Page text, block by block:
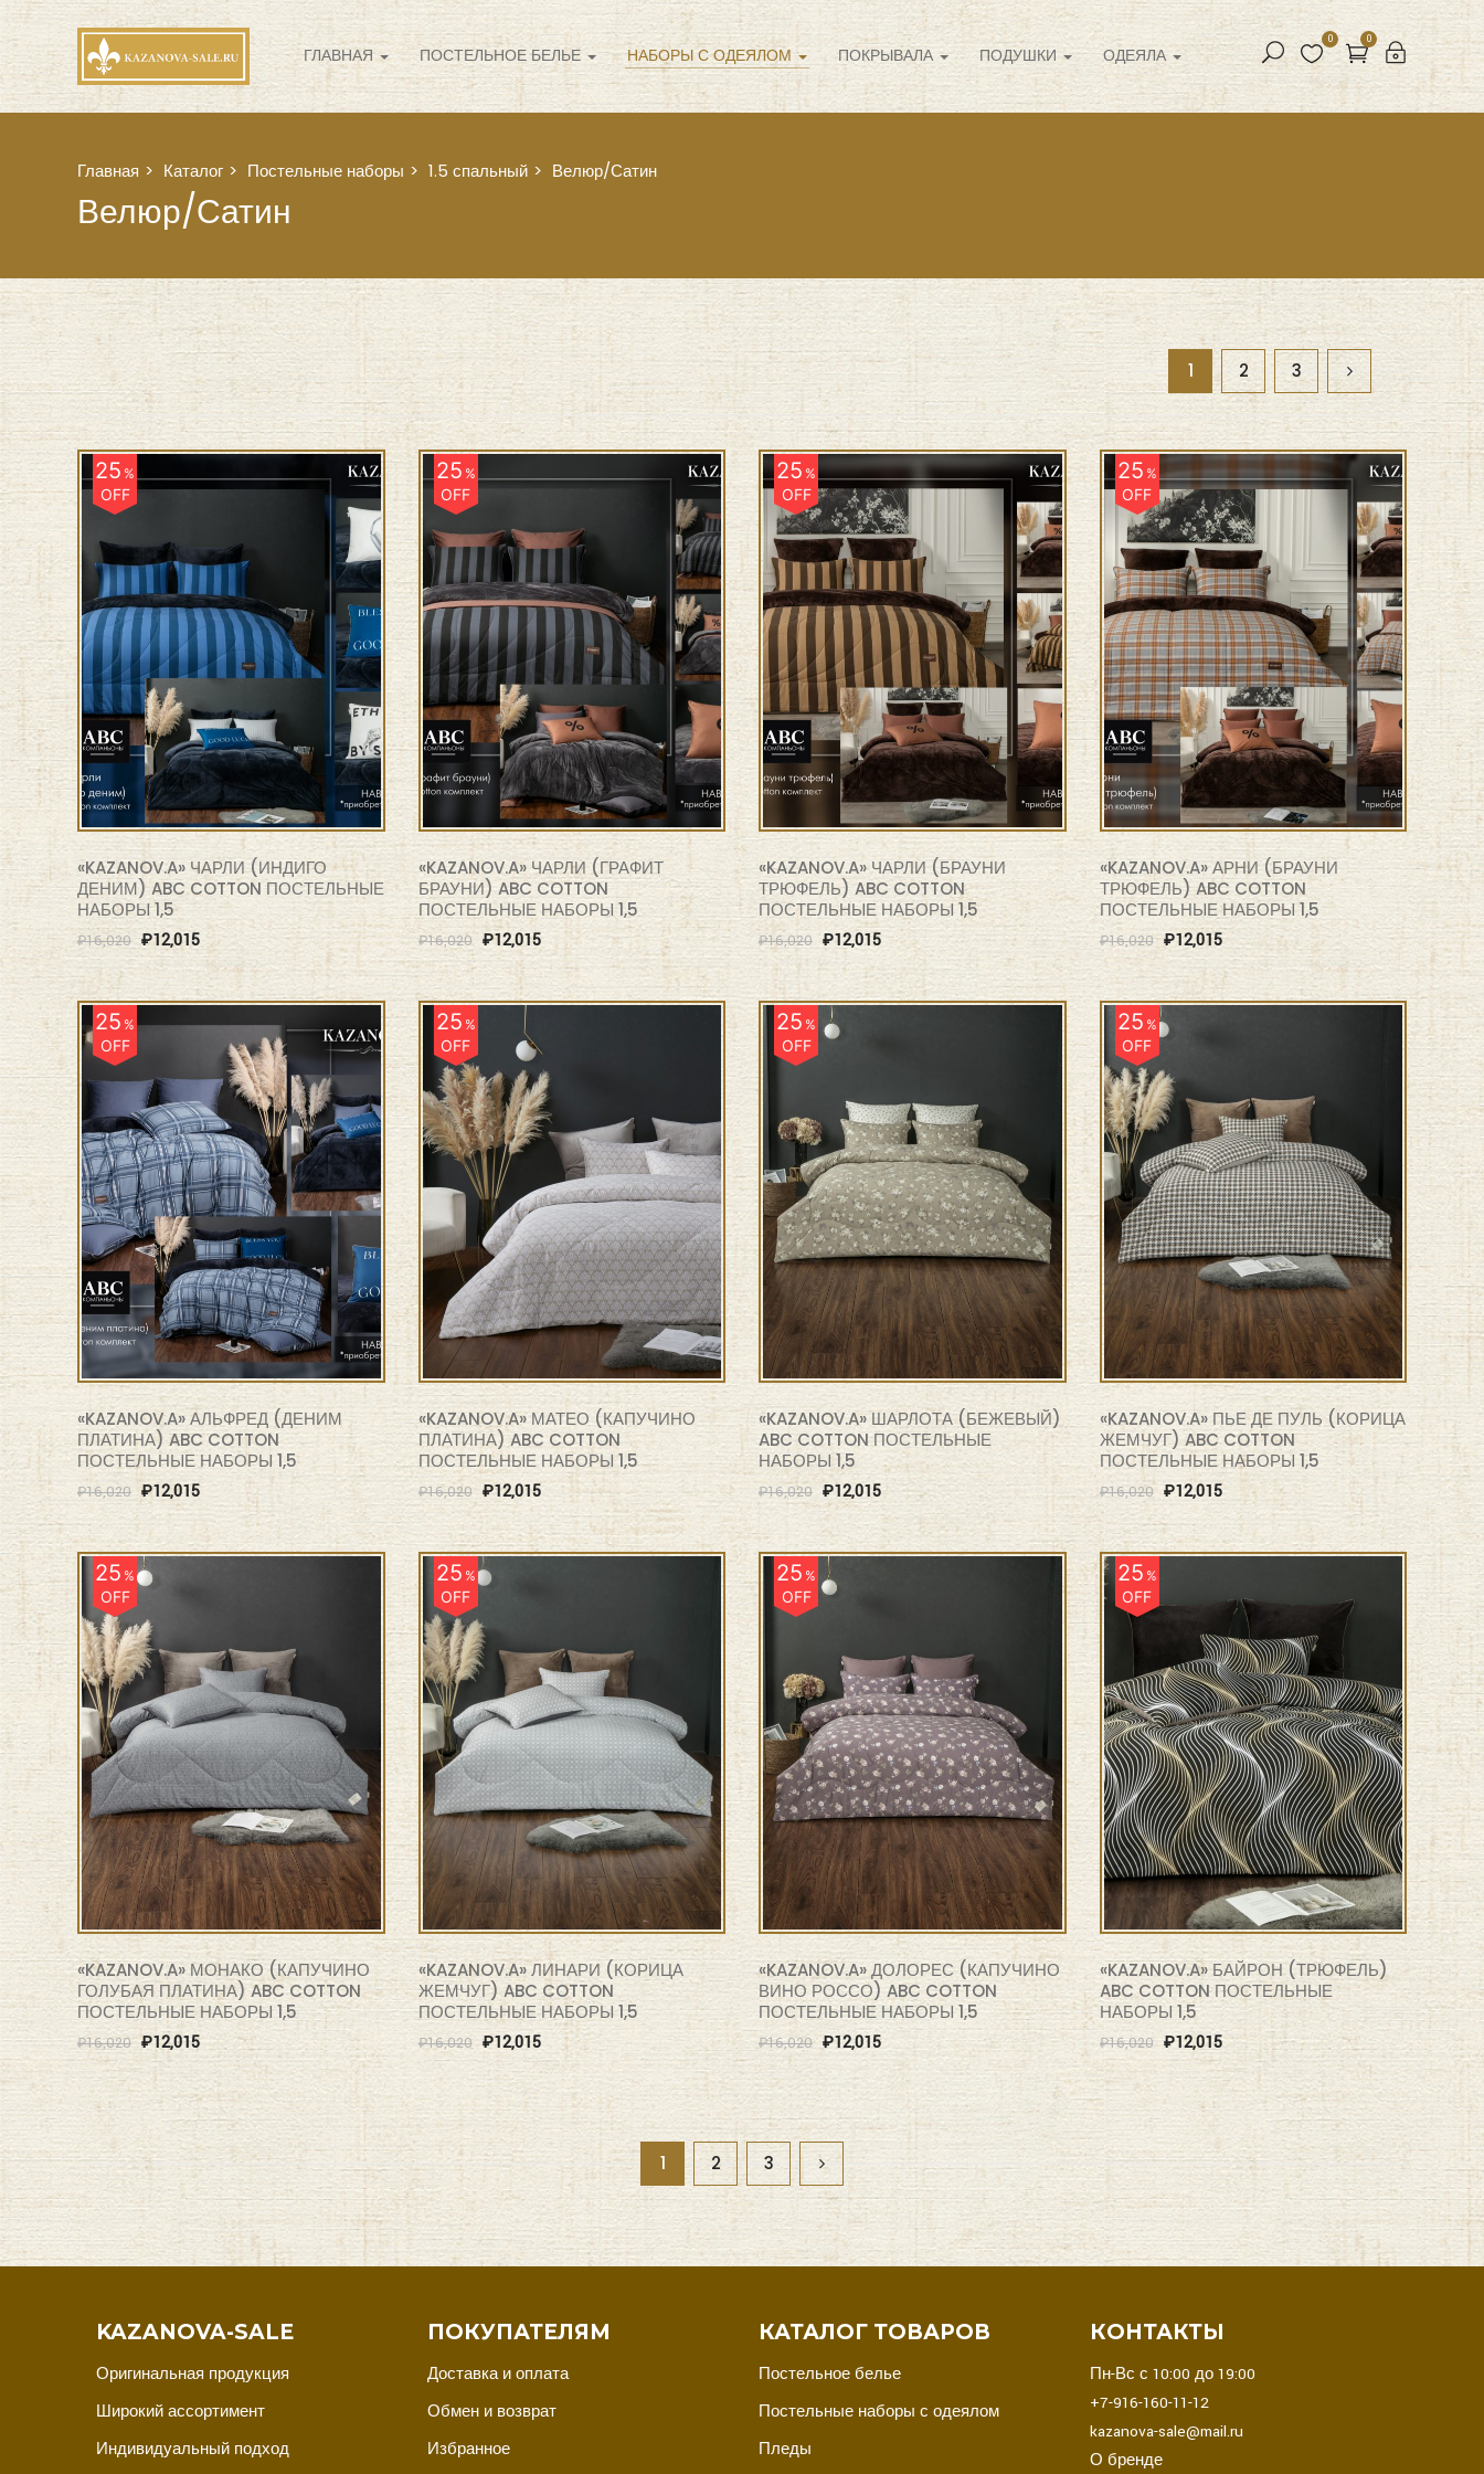
ГЛАВНАЯ ПОСТЕЛЬНОЕ БЕЛЬЕ НАБОРЫ С ОДЕЯЛОМ ПОКРЫВАЛА ПОДУШКИ ОДЕЯЛА
0
0
Главная Каталог Постельные наборы 1.5 спальный Велюр/Сатин
Велюр/Сатин
1 2 3
25%
OFF
«KAZANOV.A» ЧАРЛИ (ИНДИГО
ДЕНИМ) ABC COTTON ПОСТЕЛЬНЫЕ
НАБОРЫ 1,5
₽16,020 ₽12,015
25%
OFF
«KAZANOV.A» ЧАРЛИ (ГРАФИТ
БРАУНИ) ABC COTTON
ПОСТЕЛЬНЫЕ НАБОРЫ 1,5
₽16,020 ₽12,015
25%
OFF
«KAZANOV.A» ЧАРЛИ (БРАУНИ
ТРЮФЕЛЬ) ABC COTTON
ПОСТЕЛЬНЫЕ НАБОРЫ 1,5
₽16,020 ₽12,015
25%
OFF
«KAZANOV.A» АРНИ (БРАУНИ
ТРЮФЕЛЬ) ABC COTTON
ПОСТЕЛЬНЫЕ НАБОРЫ 1,5
₽16,020 ₽12,015
25%
OFF
«KAZANOV.A» АЛЬФРЕД (ДЕНИМ
ПЛАТИНА) ABC COTTON
ПОСТЕЛЬНЫЕ НАБОРЫ 1,5
₽16,020 ₽12,015
25%
OFF
«KAZANOV.A» МАТЕО (КАПУЧИНО
ПЛАТИНА) ABC COTTON
ПОСТЕЛЬНЫЕ НАБОРЫ 1,5
₽16,020 ₽12,015
25%
OFF
«KAZANOV.A» ШАРЛОТА (БЕЖЕВЫЙ)
ABC COTTON ПОСТЕЛЬНЫЕ
НАБОРЫ 1,5
₽16,020 ₽12,015
25%
OFF
«KAZANOV.A» ПЬЕ ДЕ ПУЛЬ (КОРИЦА
ЖЕМЧУГ) ABC COTTON
ПОСТЕЛЬНЫЕ НАБОРЫ 1,5
₽16,020 ₽12,015
25%
OFF
«KAZANOV.A» МОНАКО (КАПУЧИНО
ГОЛУБАЯ ПЛАТИНА) ABC COTTON
ПОСТЕЛЬНЫЕ НАБОРЫ 1,5
₽16,020 ₽12,015
25%
OFF
«KAZANOV.A» ЛИНАРИ (КОРИЦА
ЖЕМЧУГ) ABC COTTON
ПОСТЕЛЬНЫЕ НАБОРЫ 1,5
₽16,020 ₽12,015
25%
OFF
«KAZANOV.A» ДОЛОРЕС (КАПУЧИНО
ВИНО РОССО) ABC COTTON
ПОСТЕЛЬНЫЕ НАБОРЫ 1,5
₽16,020 ₽12,015
25%
OFF
«KAZANOV.A» БАЙРОН (ТРЮФЕЛЬ)
ABC COTTON ПОСТЕЛЬНЫЕ
НАБОРЫ 1,5
₽16,020 ₽12,015
1 2 3
KAZANOVA-SALE
Оригинальная продукция
Широкий ассортимент
Индивидуальный подход
ПОКУПАТЕЛЯМ
Доставка и оплата
Обмен и возврат
Избранное
КАТАЛОГ ТОВАРОВ
Постельное белье
Постельные наборы с одеялом
Пледы
КОНТАКТЫ
Пн-Вс с 10:00 до 19:00
+7-916-160-11-12
kazanova-sale@mail.ru
О бренде